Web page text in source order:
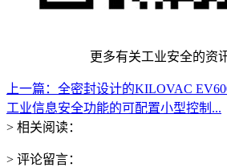
更多有关工业安全的资
上一篇：全密封设计的KILOVAC
工业信息安全功能的可配置小型控制...
> 相关阅读：
> 评论留言：